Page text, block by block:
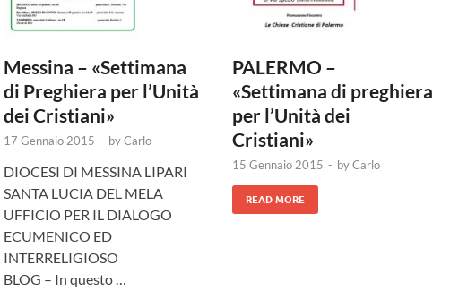
Messina – «Settimana
di Preghiera per l’Unità
dei Cristiani»
17 Gennaio 2015 - byCarlo
DIOCESI DI MESSINA LIPARI
SANTA LUCIA DEL MELA
UFFICIO PER IL DIALOGO
ECUMENICO ED
INTERRELIGIOSO
BLOG – In questo …
PALERMO –
«Settimana di preghiera
per l’Unità dei
Cristiani»
15 Gennaio 2015 - byCarlo
READ MORE